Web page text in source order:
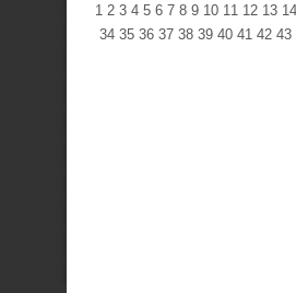
1 2 3 4 5 6 7 8 9 10 11 12 13 14
34 35 36 37 38 39 40 41 42 43